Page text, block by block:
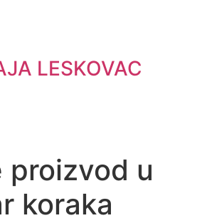
LESKOVAC
proizvod u
koraka